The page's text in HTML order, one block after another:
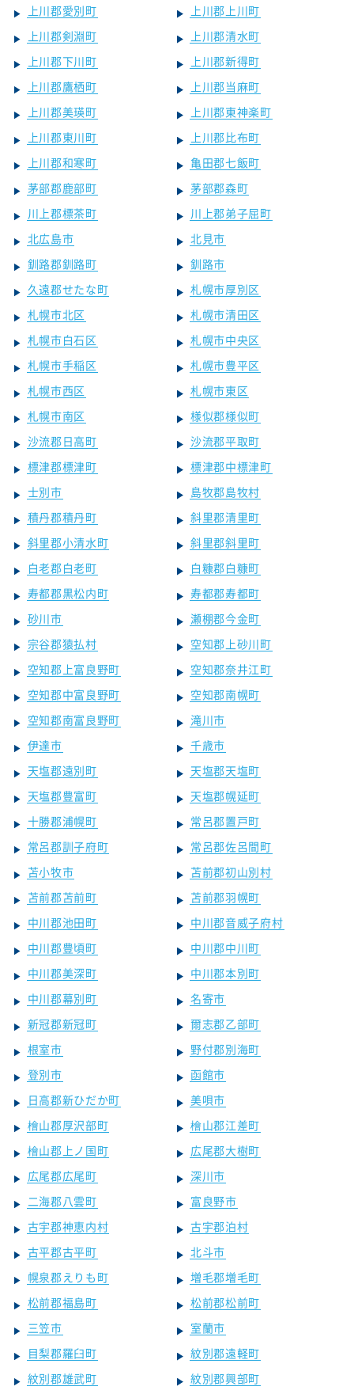
上川郡愛別町
上川郡上川町
上川郡剣淵町
上川郡清水町
上川郡下川町
上川郡新得町
上川郡鷹栖町
上川郡当麻町
上川郡美瑛町
上川郡東神楽町
上川郡東川町
上川郡比布町
上川郡和寒町
亀田郡七飯町
茅部郡鹿部町
茅部郡森町
川上郡標茶町
川上郡弟子屈町
北広島市
北見市
釧路郡釧路町
釧路市
久遠郡せたな町
札幌市厚別区
札幌市北区
札幌市清田区
札幌市白石区
札幌市中央区
札幌市手稲区
札幌市豊平区
札幌市西区
札幌市東区
札幌市南区
様似郡様似町
沙流郡日高町
沙流郡平取町
標津郡標津町
標津郡中標津町
士別市
島牧郡島牧村
積丹郡積丹町
斜里郡清里町
斜里郡小清水町
斜里郡斜里町
白老郡白老町
白糠郡白糠町
寿都郡黒松内町
寿都郡寿都町
砂川市
瀬棚郡今金町
宗谷郡猿払村
空知郡上砂川町
空知郡上富良野町
空知郡奈井江町
空知郡中富良野町
空知郡南幌町
空知郡南富良野町
滝川市
伊達市
千歳市
天塩郡遠別町
天塩郡天塩町
天塩郡豊富町
天塩郡幌延町
十勝郡浦幌町
常呂郡置戸町
常呂郡訓子府町
常呂郡佐呂間町
苫小牧市
苫前郡初山別村
苫前郡苫前町
苫前郡羽幌町
中川郡池田町
中川郡音威子府村
中川郡豊頃町
中川郡中川町
中川郡美深町
中川郡本別町
中川郡幕別町
名寄市
新冠郡新冠町
爾志郡乙部町
根室市
野付郡別海町
登別市
函館市
日高郡新ひだか町
美唄市
檜山郡厚沢部町
檜山郡江差町
檜山郡上ノ国町
広尾郡大樹町
広尾郡広尾町
深川市
二海郡八雲町
富良野市
古宇郡神恵内村
古宇郡泊村
古平郡古平町
北斗市
幌泉郡えりも町
増毛郡増毛町
松前郡福島町
松前郡松前町
三笠市
室蘭市
目梨郡羅臼町
紋別郡遠軽町
紋別郡雄武町
紋別郡興部町